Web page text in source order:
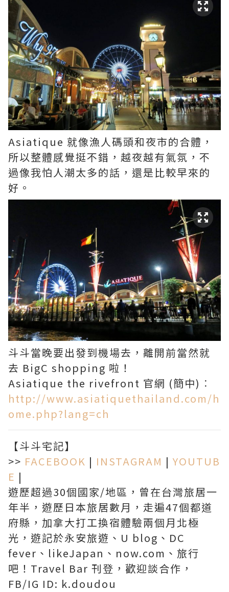
Asiatique 就像漁人碼頭和夜市的合體，
所以整體感覺挺不錯，越夜越有氣氛，不
過像我怕人潮太多的話，還是比較早來的
好。
斗斗當晚要出發到機場去，離開前當然就
去 BigC shopping 啦！
Asiatique the rivefront 官網 (簡中)︰
http://www.asiatiquethailand.com/h
ome.php?lang=ch
【斗斗宅記】
>> FACEBOOK | INSTAGRAM | YOUTUB
E |
遊歷超過30個國家/地區，曾在台灣旅居一
年半，遊歷日本旅居數月，走遍47個都道
府縣，加拿大打工換宿體驗兩個月北極
光，遊記於永安旅遊、U blog、DC
fever、likeJapan、now.com、旅行
吧！Travel Bar 刊登，歡迎談合作，
FB/IG ID: k.doudou